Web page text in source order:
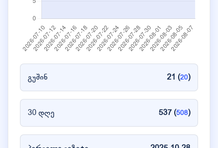
გუშინ 21 (20)
30 დღე 537 (508)